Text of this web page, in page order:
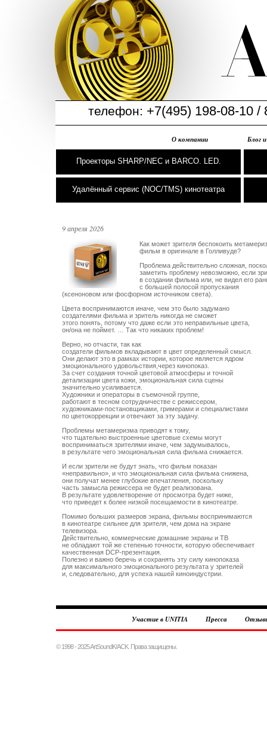
телефон: +7(495) 198-08-10 /
О компании Блог
Проекторы SHARP/NEC и BARCO. LED.
Удалённый сервис (NOC/TMS) кинотеатра
9 апреля 2026
Как может зрителя беспокоить
фильм в оригинале в Голливуде?
Проблема действительно сложная,
заметить проблему невозможно, если
в создании фильма или, не видел его
с большей полосой пропускания
(ксеноновом или фосфорном источником света).
Цвета воспринимаются иначе, чем это было задумано
создателями фильма и зритель никогда не сможет
этого понять, потому что даже если это неправильные цвета,
он/она не поймет. … Так что никаких проблем!
Верно, но отчасти, так как
создатели фильмов вкладывают в цвет определенный смысл.
Они делают это в рамках истории, которое является ядром
эмоционального удовольствия,через кинопоказ.
За счет создания точной цветовой атмосферы и точной
детализации цвета кожи, эмоциональная сила сцены
значительно усиливается.
Художники и операторы в съемочной группе,
работают в тесном сотрудничестве с режиссером,
художниками-постановщиками, гримерами и специалистами
по цветокоррекции и отвечают за эту задачу.
Проблемы метамеризма приводят к тому,
что тщательно выстроенные цветовые схемы могут
восприниматься зрителями иначе, чем задумывалось,
в результате чего эмоциональная сила фильма снижается.
И если зрители не будут знать, что фильм показан
«неправильно», и что эмоциональная сила фильма снижена,
они получат менее глубокие впечатления, поскольку
часть замысла режиссера не будет реализована.
В результате удовлетворение от просмотра будет ниже,
что приведет к более низкой посещаемости в кинотеатре.
Помимо больших размеров экрана, фильмы воспринимаются
в кинотеатре сильнее для зрителя, чем дома на экране
телевизора.
Действительно, коммерческие домашние экраны и ТВ
не обладают той же степенью точности, которую обеспечивает
качественная DCP-презентация.
Полезно и важно беречь и сохранять эту силу кинопоказа
для максимального эмоционального результата у зрителей
Участие в UNITIA Пресса
© 1998 - 2025 ArtSoundK/ACK. Права защищены.